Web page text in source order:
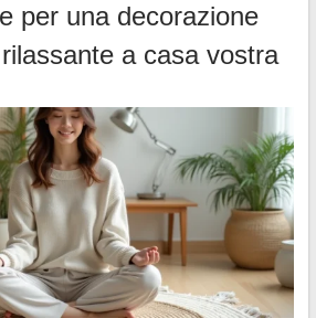
per una decorazione
a casa vostra